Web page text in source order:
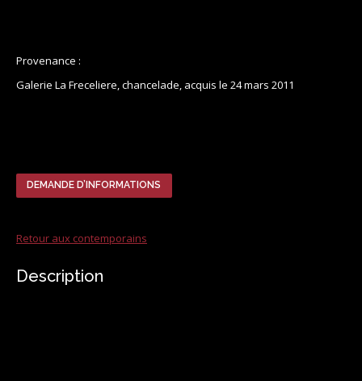
Provenance :
Galerie La Freceliere, chancelade, acquis le 24 mars 2011
DEMANDE D’INFORMATIONS
Retour aux contemporains
Description